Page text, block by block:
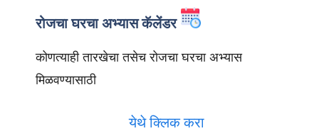
रोजचा घरचा अभ्यास कॅलेंडर
कोणत्याही तारखेचा तसेच रोजचा घरचा अभ्यास
मिळवण्यासाठी
येथे क्लिक करा